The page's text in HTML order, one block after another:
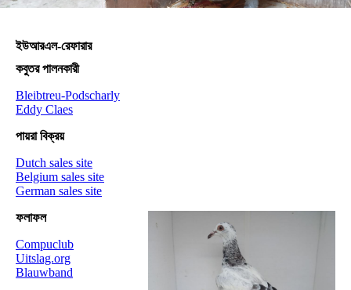
ইউআরএল-রেফারার
কবুতর পালনকারী
Bleibtreu-Podscharly
Eddy Claes
পায়রা বিক্রয়
Dutch sales site
Belgium sales site
German sales site
ফলাফল
Compuclub
Uitslag.org
Blauwband